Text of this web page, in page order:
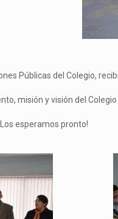
Públicas del Colegio,
misión y visión del
esperamos pronto!